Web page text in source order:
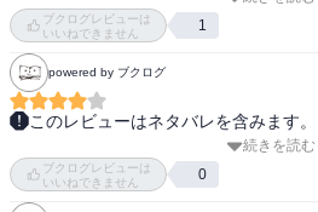
四巻でも思ったけど、宝具は概念系で
し好みじゃないかな...。もっとクセのあ
凍庫の中で弾き、魔力の暴走で中の肉
とうとう最初の脱落者かと思ったらま
イシュタルの干渉があったとはいえ、さ
ないと聖杯戦争は勝ち抜けないのか。た
協力で復活する予感が。
ブクログレビューは
いいねできません
1
powered by ブクログ
このレビューはネタバレを含みます。
相変わらず小気味よく頭の中に入って
むのが苦手で頭に全然入ってこない場
れがないのでありがたい。
続きを読む
ブクログレビューは
いいねできません
0